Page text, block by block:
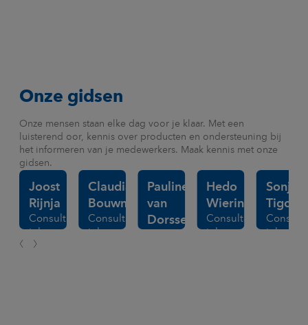
Onze gidsen
Onze mensen staan elke dag voor je klaar. Met een
luisterend oor, kennis over producten en ondersteuning bij
het informeren van je medewerkers. Maak kennis met onze
gidsen.
Joost
Rijnja
Consultant
en
Claudia
Bouwman
Consultant
Pauline
van
Dorssen
Hedo
Wieringa
Consultant
Sonja